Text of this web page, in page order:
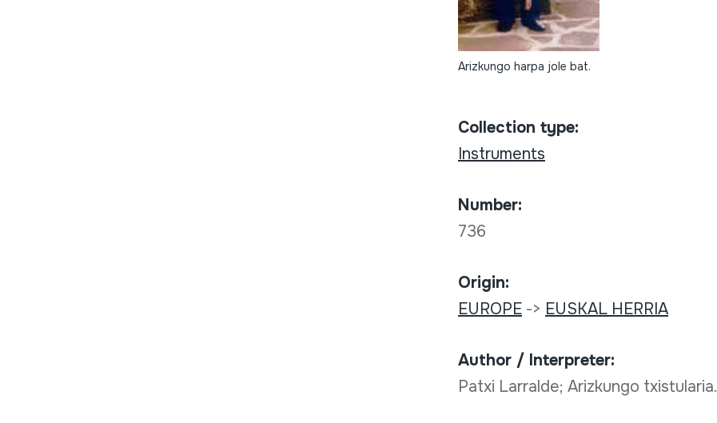
Arizkungo harpa jole bat.
Collection type:
Instruments
Number:
736
Origin:
EUROPE-> EUSKAL HERRIA
Author / Interpreter:
Patxi Larralde; Arizkungo txistularia.